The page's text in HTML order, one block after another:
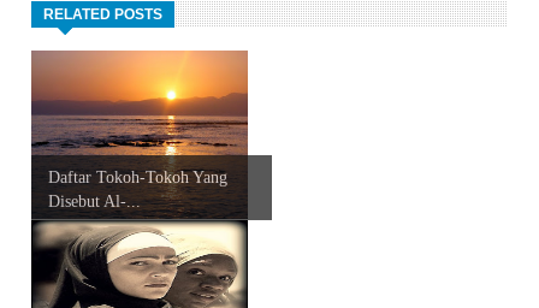
RELATED POSTS
Daftar Tokoh-Tokoh Yang
Disebut Al-...